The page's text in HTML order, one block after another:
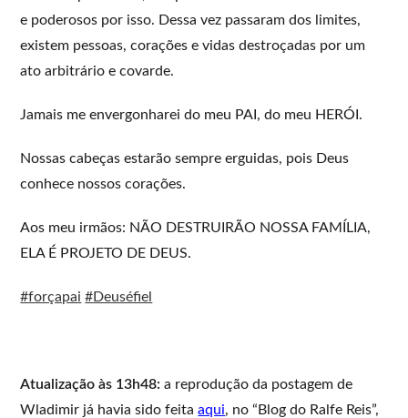
e poderosos por isso. Dessa vez passaram dos limites,
existem pessoas, corações e vidas destroçadas por um
ato arbitrário e covarde.
Jamais me envergonharei do meu PAI, do meu HERÓI.
Nossas cabeças estarão sempre erguidas, pois Deus
conhece nossos corações.
Aos meu irmãos: NÃO DESTRUIRÃO NOSSA FAMÍLIA,
ELA É PROJETO DE DEUS.
#forçapai #Deuséfiel
Atualização às 13h48: a reprodução da postagem de
Wladimir já havia sido feitaaqui, no “Blog do Ralfe Reis”,